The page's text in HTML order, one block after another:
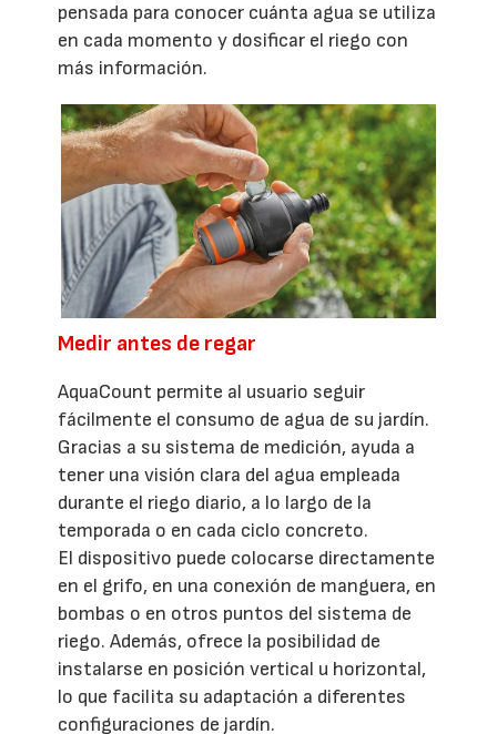
pensada para conocer cuánta agua se utiliza
en cada momento y dosificar el riego con
más información.
Medir antes de regar
AquaCount permite al usuario seguir
fácilmente el consumo de agua de su jardín.
Gracias a su sistema de medición, ayuda a
tener una visión clara del agua empleada
durante el riego diario, a lo largo de la
temporada o en cada ciclo concreto.
El dispositivo puede colocarse directamente
en el grifo, en una conexión de manguera, en
bombas o en otros puntos del sistema de
riego. Además, ofrece la posibilidad de
instalarse en posición vertical u horizontal,
lo que facilita su adaptación a diferentes
configuraciones de jardín.